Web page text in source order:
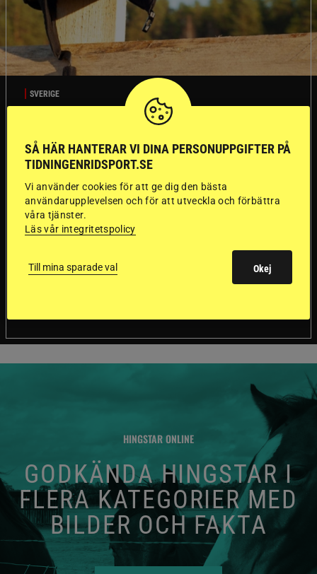
SVERIGE
Dyraste
ridhjälmarna blev
sämst i test
Folksam har testat 15 ridhjälmar i olika
prisklasser för att se vilken som är den säkraste.
Det visar sig vara stor skillnad på säkerheten
HINGSTAR ONLINE
GODKÄNDA HINGSTAR I
FLERA KATEGORIER MED
BILDER OCH FAKTA
SÅ HÄR HANTERAR VI DINA PERSONUPPGIFTER PÅ
TIDNINGENRIDSPORT.SE
Vi använder cookies för att ge dig den bästa
användarupplevelsen och för att utveckla och förbättra
våra tjänster.
Läs vår integritetspolicy
Till mina sparade val Okej